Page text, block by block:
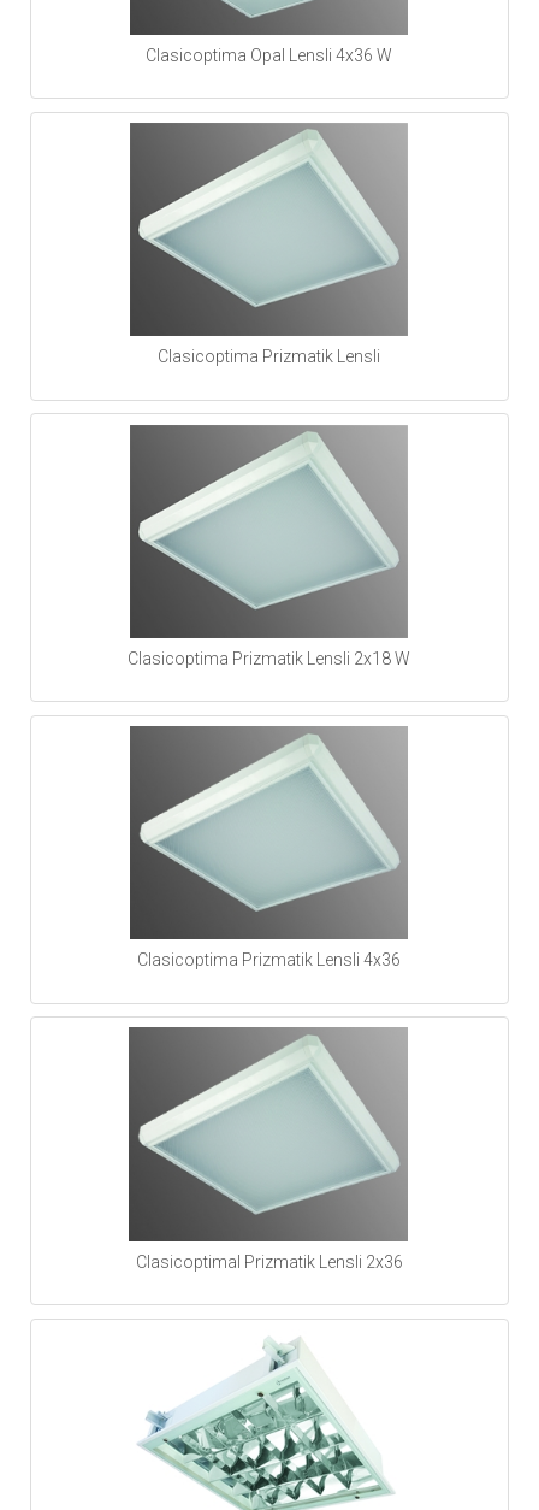
Clasicoptima Opal Lensli 4x36 W
Clasicoptima Prizmatik Lensli
Clasicoptima Prizmatik Lensli 2x18 W
Clasicoptima Prizmatik Lensli 4x36
Clasicoptimal Prizmatik Lensli 2x36